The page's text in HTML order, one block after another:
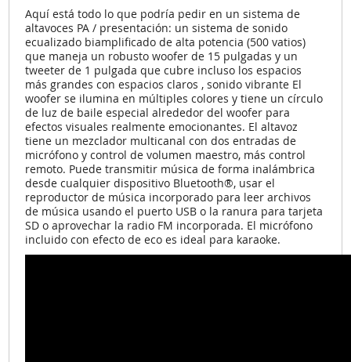
Aquí está todo lo que podría pedir en un sistema de
altavoces PA / presentación: un sistema de sonido
ecualizado biamplificado de alta potencia (500 vatios)
que maneja un robusto woofer de 15 pulgadas y un
tweeter de 1 pulgada que cubre incluso los espacios
más grandes con espacios claros , sonido vibrante El
woofer se ilumina en múltiples colores y tiene un círculo
de luz de baile especial alrededor del woofer para
efectos visuales realmente emocionantes. El altavoz
tiene un mezclador multicanal con dos entradas de
micrófono y control de volumen maestro, más control
remoto. Puede transmitir música de forma inalámbrica
desde cualquier dispositivo Bluetooth®, usar el
reproductor de música incorporado para leer archivos
de música usando el puerto USB o la ranura para tarjeta
SD o aprovechar la radio FM incorporada. El micrófono
incluido con efecto de eco es ideal para karaoke.